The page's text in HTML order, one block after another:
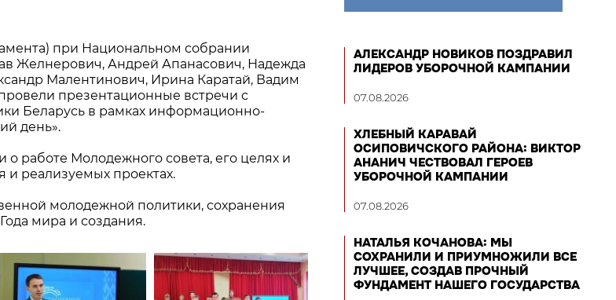
при Национальном собрании
Желнерович, Андрей Апанасович, Надежда
Малентинович, Ирина Каратай, Вадим
презентационные встречи с
Беларусь в рамках информационно-
день».
работе Молодежного совета, его целях и
и реализуемых проектах.
молодежной политики, сохранения
мира и создания.
АЛЕКСАНДР НОВИКОВ ПОЗДРАВИЛ
ЛИДЕРОВ УБОРОЧНОЙ КАМПАНИИ
07.08.2026
ХЛЕБНЫЙ КАРАВАЙ
ОСИПОВИЧСКОГО РАЙОНА: ВИКТОР
АНАНИЧ ЧЕСТВОВАЛ ГЕРОЕВ
УБОРОЧНОЙ КАМПАНИИ
07.08.2026
НАТАЛЬЯ КОЧАНОВА: МЫ
СОХРАНИЛИ И ПРИУМНОЖИЛИ ВСЕ
ЛУЧШЕЕ, СОЗДАВ ПРОЧНЫЙ
ФУНДАМЕНТ НАШЕГО ГОСУДАРСТВА